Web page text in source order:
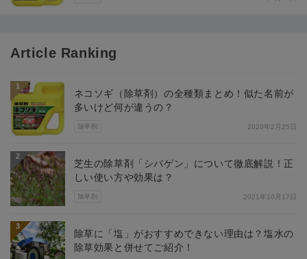
Article Ranking
1
除草剤
ネコソギ（除草剤）の全種類まとめ！似た名前が
多いけど何が違うの？
2020年2月25日
2
除草剤
芝生の除草剤「シバゲン」について徹底解説！正
しい使い方や効果は？
2021年10月17日
3
除草に「塩」がおすすめできない理由は？塩水の
除草効果と併せてご紹介！